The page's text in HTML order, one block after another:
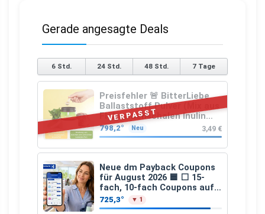
Gerade angesagte Deals
6 Std. 24 Std. 48 Std. 7 Tage
VERPASST
Preisfehler 🚨 BitterLiebe
Ballaststoff Pulver (Mix aus
Flohsamenschalen Inulin
(Präbiotika) Leinsamen &
Apfelfaser)
798,2° Neu 3,49 €
Neue dm Payback Coupons
für August 2026 🟦 ⬜ 15-
fach, 10-fach Coupons auf
den gesamten Einkauf ab 2
€
725,3° ▼ 1